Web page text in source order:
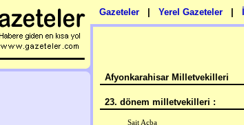
Gazeteler Yerel Gazeteler
Afyonkarahisar Milletvekilleri
23. dönem milletvekilleri :
Sait Açba